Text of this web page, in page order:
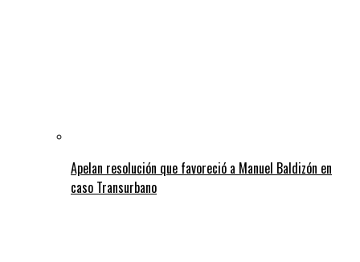
Apelan resolución que favoreció a Manuel Baldizón en
caso Transurbano